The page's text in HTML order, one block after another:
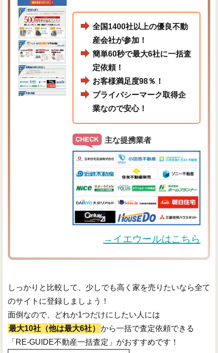
全国1400社以上の優良不動
産会社が参加！
簡単60秒で最大6社に一括査
定依頼！
お客様満足度98％！
プライバシーマーク取得企
業なので安心！
主な提携業者
→イエウールはこちら
しっかりと比較して、少しでも高く家を売りたいなら全て
のサイトに登録しましょう！
面倒なので、どれか1つだけにしたい人には
最大10社（他は最大6社）
から一括で査定依頼できる
「RE-GUIDE不動産一括査定」がおすすめです！